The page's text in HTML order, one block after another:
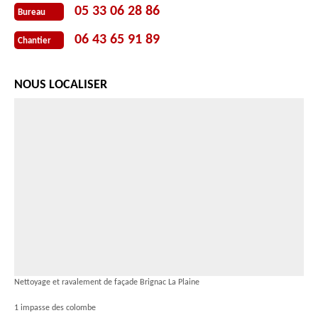
Bureau 05 33 06 28 86
Chantier 06 43 65 91 89
NOUS LOCALISER
Nettoyage et ravalement de façade Brignac La Plaine
1 impasse des colombe